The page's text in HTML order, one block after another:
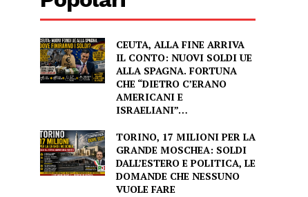
CEUTA, ALLA FINE ARRIVA
IL CONTO: NUOVI SOLDI UE
ALLA SPAGNA. FORTUNA
CHE “DIETRO C’ERANO
AMERICANI E
ISRAELIANI”…
TORINO, 17 MILIONI PER LA
GRANDE MOSCHEA: SOLDI
DALL’ESTERO E POLITICA, LE
DOMANDE CHE NESSUNO
VUOLE FARE